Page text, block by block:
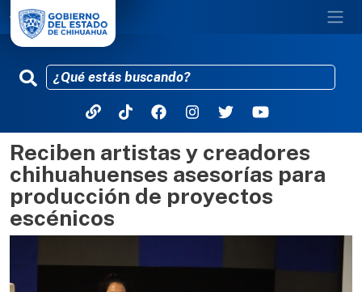
Pasar al contenido principal
Reciben artistas y creadores
chihuahuenses asesorías para
producción de proyectos
escénicos